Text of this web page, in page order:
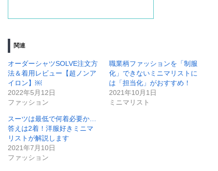
関連
オーダーシャツSOLVE注文方
法＆着用レビュー【超ノンア
イロン】￼
2022年5月12日
ファッション
職業柄ファッションを「制服
化」できないミニマリストに
は「担当化」がおすすめ！
2021年10月1日
ミニマリスト
スーツは最低で何着必要か…
答えは2着！洋服好きミニマ
リストが解説します
2021年7月10日
ファッション